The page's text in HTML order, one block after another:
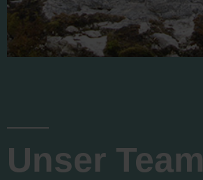
Unser Team